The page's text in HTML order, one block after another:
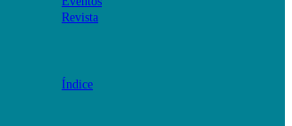
Revista
Índice